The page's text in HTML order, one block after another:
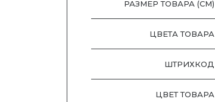
РАЗМЕР ТОВАРА (СМ)
ЦВЕТА ТОВАРА
ШТРИХКОД
ЦВЕТ ТОВАРА